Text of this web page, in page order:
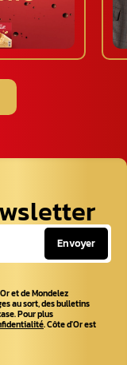
Envoyer
et de Mondelez
au sort, des bulletins
Pour plus
. Côte d'Or est